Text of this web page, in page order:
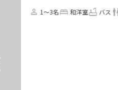
1～3名 和洋室 バス